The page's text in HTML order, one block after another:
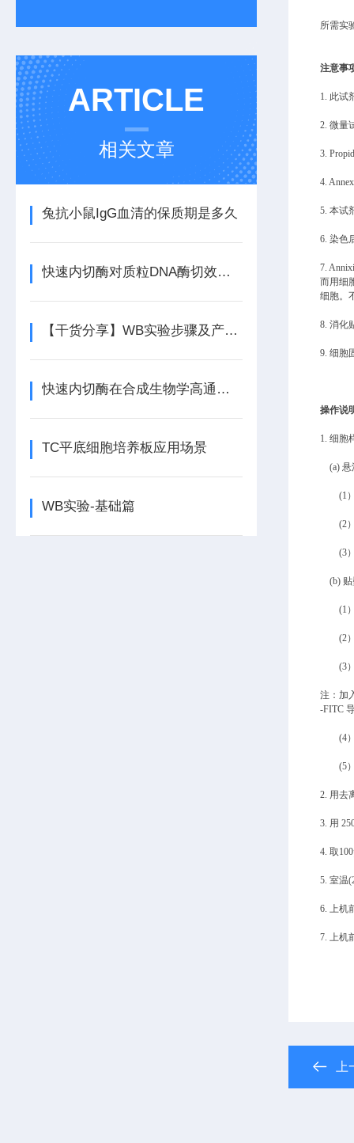
ARTICLE
相关文章
兔抗小鼠IgG血清的保质期是多久
快速内切酶对质粒DNA酶切效率的影响因素
【干货分享】WB实验步骤及产品的选择
快速内切酶在合成生物学高通量构建中的优势
TC平底细胞培养板应用场景
WB实验-基础篇
所需实
注意事
1. 此试
2. 微量
3.
4.
5. 本试
6. 染色
7.
而用细
细胞。
8. 消化
9. 细胞
操作说
1. 细胞
(a)
(1
(2
(3
(b)
(1
(2
(3
注：加
-FITC
(4
(5
2. 用去
3. 用
4. 取
5. 室温
6. 上机
7. 上机